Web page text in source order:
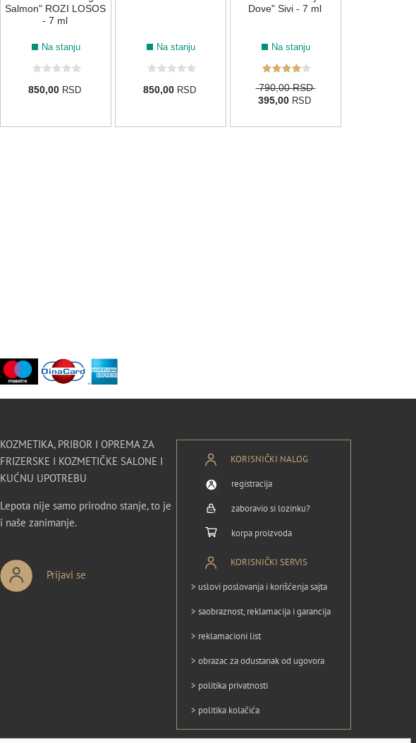
Salmon" ROZI LOSOS
- 7 ml
Na stanju
850,00 RSD
Na stanju
850,00 RSD
Dove" Sivi - 7 ml
Na stanju
790,00 RSD
395,00 RSD
KOZMETIKA, PRIBOR I OPREMA ZA
FRIZERSKE I KOZMETIČKE SALONE I
KUĆNU UPOTREBU
Lepota nije samo prirodno stanje, to je
i naše zanimanje.
Prijavi se
KORISNIČKI NALOG
registracija
zaboravio si lozinku?
korpa proizvoda
KORISNIČKI SERVIS
> uslovi poslovanja i korišćenja sajta
> saobraznost, reklamacija i garancija
> reklamacioni list
> obrazac za odustanak od ugovora
> politika privatnosti
> politika kolačića